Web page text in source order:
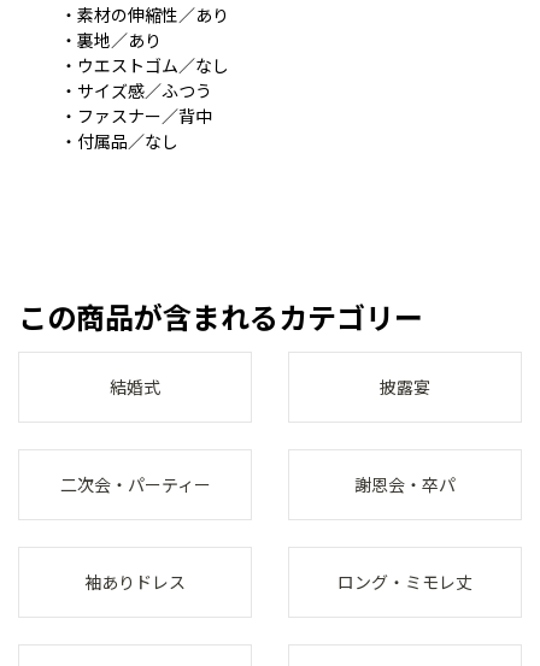
・素材の伸縮性／あり
・裏地／あり
・ウエストゴム／なし
・サイズ感／ふつう
・ファスナー／背中
・付属品／なし
この商品が含まれるカテゴリー
結婚式 披露宴
二次会・パーティー 謝恩会・卒パ
袖ありドレス ロング・ミモレ丈